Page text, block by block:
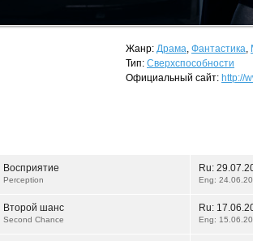
Жанр: Драма, Фантастика,
Тип: Сверхспособности
Официальный сайт: http://
Восприятие
Perception
Ru:
Eng:
Второй шанс
Second Chance
Ru:
Eng: